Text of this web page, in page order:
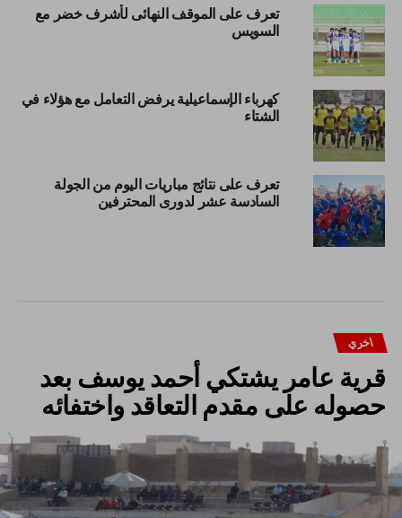
تعرف على الموقف النهائى لأشرف خضر مع
السويس
كهرباء الإسماعيلية يرفض التعامل مع هؤلاء في
الشتاء
تعرف على نتائج مباريات اليوم من الجولة
السادسة عشر لدورى المحترفين
اخري
قرية عامر يشتكي أحمد يوسف بعد
حصوله على مقدم التعاقد واختفائه